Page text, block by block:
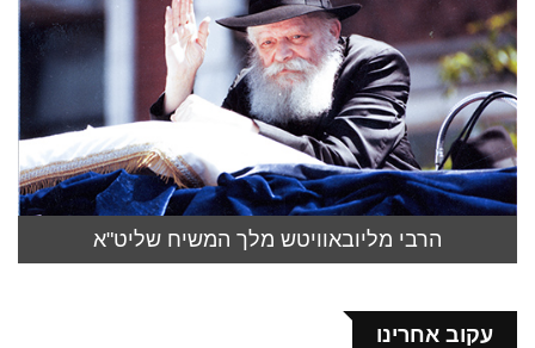
הרבי מליובאוויטש מלך המשיח שליט"א
עקוב אחרינו